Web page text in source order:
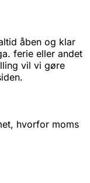
åben og klar
ferie eller andet
vil vi gøre
hvorfor moms